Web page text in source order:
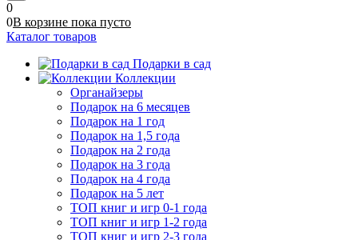
0
0В корзине пока пусто
Каталог товаров
Подарки в сад
Коллекции
Органайзеры
Подарок на 6 месяцев
Подарок на 1 год
Подарок на 1,5 года
Подарок на 2 года
Подарок на 3 года
Подарок на 4 года
Подарок на 5 лет
ТОП книг и игр 0-1 года
ТОП книг и игр 1-2 года
ТОП книг и игр 2-3 года